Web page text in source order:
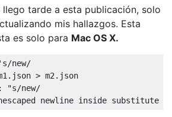
llego tarde a esta publicación, solo
mis hallazgos. Esta
es solo para Mac OS X.
new/
> m2.json
"s/new/